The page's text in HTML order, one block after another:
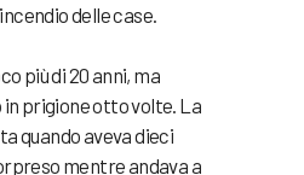
delle case.
più di 20 anni, ma
prigione otto volte. La
quando aveva dieci
mentre andava a